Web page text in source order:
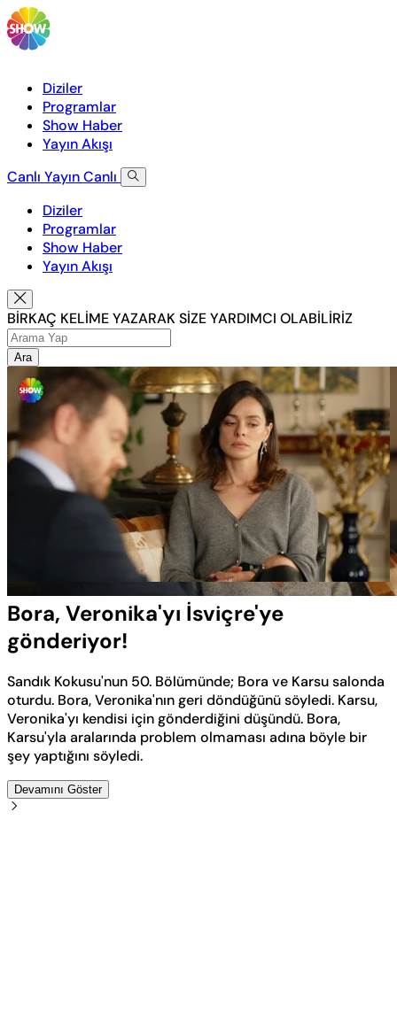
Diziler
Programlar
Show Haber
Yayın Akışı
Canlı YayınCanlı
Diziler
Programlar
Show Haber
Yayın Akışı
BİRKAÇ KELİME YAZARAK SİZE YARDIMCI OLABİLİRİZ
Ara
Yüklendi:
100.00%
Oynatma
Hızı
Bora, Veronika'yı İsviçre'ye
gönderiyor!
Sandık Kokusu'nun 50. Bölümünde; Bora ve Karsu salonda
oturdu. Bora, Veronika'nın geri döndüğünü söyledi. Karsu,
Veronika'yı kendisi için gönderdiğini düşündü. Bora,
Karsu'yla aralarında problem olmaması adına böyle bir
şey yaptığını söyledi.
Devamını Göster